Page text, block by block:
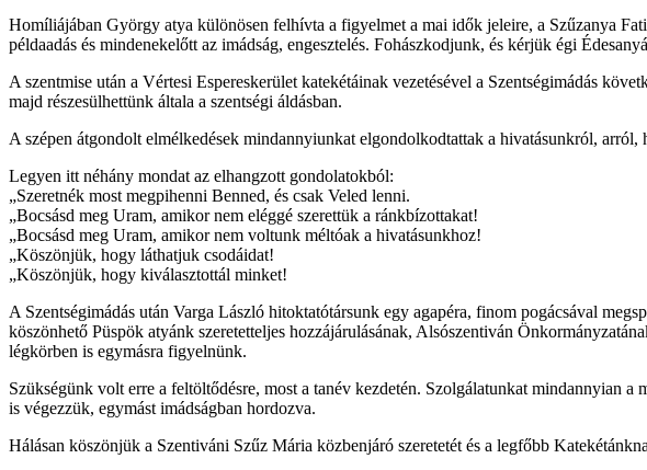
Homíliájában György atya különösen felhívta a figyelmet a mai idők jeleire, a Szűzanya
példaadás és mindenekelőtt az imádság, engesztelés. Fohászkodjunk, és kérjük égi
A szentmise után a Vértesi Espereskerület katekétáinak vezetésével a Szentségimádás
majd részesülhettünk általa a szentségi áldásban.
A szépen átgondolt elmélkedések mindannyiunkat elgondolkodtattak a hivatásunkról,
Legyen itt néhány mondat az elhangzott gondolatokból:
„Szeretnék most megpihenni Benned, és csak Veled lenni.
„Bocsásd meg Uram, amikor nem eléggé szerettük a ránkbízottakat!
„Bocsásd meg Uram, amikor nem voltunk méltóak a hivatásunkhoz!
„Köszönjük, hogy láthatjuk csodáidat!
„Köszönjük, hogy kiválasztottál minket!
A Szentségimádás után Varga László hitoktatótársunk egy agapéra, finom pogácsával
köszönhető Püspök atyánk szeretetteljes hozzájárulásának, Alsószentiván
légkörben is egymásra figyelnünk.
Szükségünk volt erre a feltöltődésre, most a tanév kezdetén. Szolgálatunkat mindannyian
is végezzük, egymást imádságban hordozva.
Hálásan köszönjük a Szentiváni Szűz Mária közbenjáró szeretetét és a legfőbb